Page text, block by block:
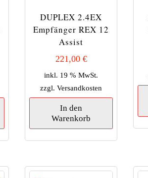
DUPLEX 2.4EX
Empfänger REX 12
Assist
221,00 €
inkl. 19 % MwSt.
zzgl.Versandkosten
In den
Warenkorb